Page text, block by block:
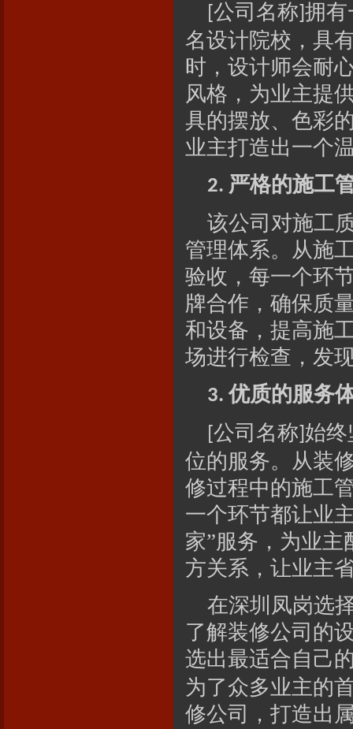
公司名称 拥有
名设计院校，具
时，设计师会耐
风格，为业主提
具的摆放、色彩
业主打造出一个
2. 严格的施工
该公司对施工
管理体系。从施
验收，每一个环
牌合作，确保质
和设备，提高施
场进行检查，发
3.优质的服务
公司名称 始终
位的服务。从装
修过程中的施工
一个环节都让业
家”服务，为业
方关系，让业主
在深圳凤岗选
了解装修公司的
选出最适合自己
为了众多业主的
修公司，打造出